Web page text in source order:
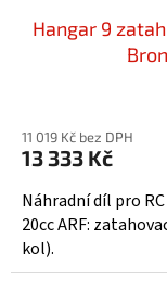
Hangar 9
11 019 Kč bez DPH
13 333 Kč
Náhradní díl pro
20cc ARF:
kol).